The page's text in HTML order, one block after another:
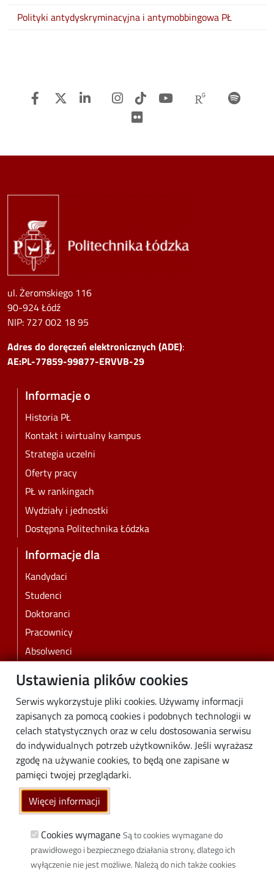
Ustawienia plików cookies
Serwis wykorzystuje pliki cookies. Używamy informacji
zapisanych za pomocą cookies i podobnych technologii w
celach statystycznych oraz w celu dostosowania serwisu
do indywidualnych potrzeb użytkowników. Jeśli wyrażasz
zgodę na używanie cookies, to będą one zapisane w
pamięci twojej przeglądarki.
Więcej informacji
Cookies wymagane Są to cookies wymagane do
prawidłowego i bezpiecznego działania strony, dlatego ich
wyłączenie nie jest możliwe. Należą do nich także cookies
Polityki antydyskryminacyjna i antymobbingowa PŁ
Facebook
Twitter LinkedinInstagram
TiTok Youtube
ul. Żeromskiego 116
90-924 Łódź
NIP: 727 002 18 95
Adres do doręczeń elektronicznych (ADE):
AE:PL-77859-99877-ERVVB-29
Informacje o
Historia PŁ
Kontakt i wirtualny kampus
Strategia uczelni
Oferty pracy
PŁ w rankingach
Wydziały i jednostki
Dostępna Politechnika Łódzka
Informacje dla
Kandydaci
Studenci
Doktoranci
Pracownicy
Absolwenci
Media
Społeczność lokalna
Linki
Wikamp
Poczta elektroniczna
Biblioteka PŁ
Dyscypliny naukowe w PŁ
Inicjatywa Doskonałości Uczelnia Badawcza
BIP
Klauzula RODO